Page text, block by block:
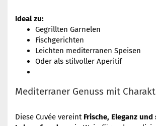
Ideal zu:
Gegrillten Garnelen
Fischgerichten
Leichten mediterranen Speisen
Oder als stilvoller Aperitif
Mediterraner Genuss mit
Diese Cuvée vereint Frische, Eleganz